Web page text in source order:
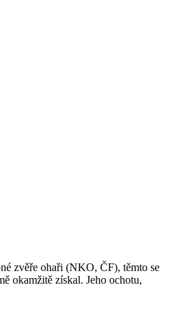
zvěře ohaři (NKO, ČF), těmto se
okamžitě získal. Jeho ochotu,